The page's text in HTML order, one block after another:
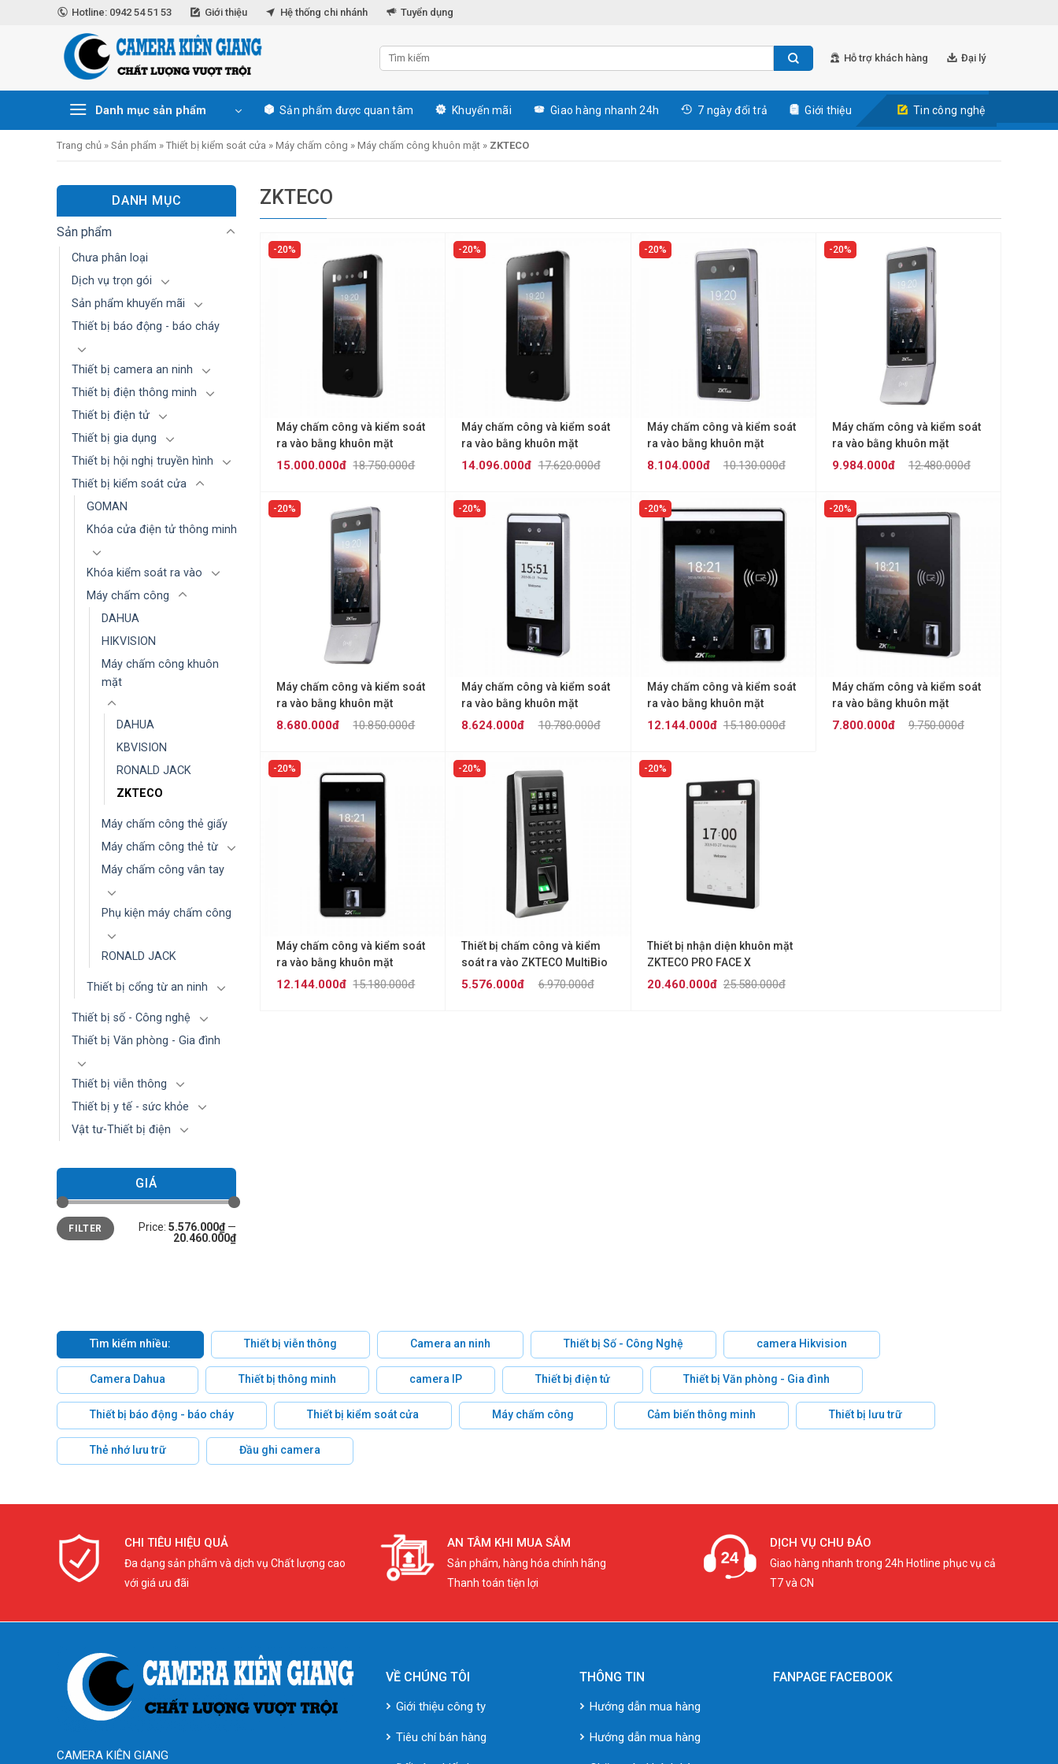
Hotline: 0942 54 51 53 Giới thiệu Hệ thống chi nhánh Tuyển dụng
Hỗ trợ khách hàng Đại lý
Danh mục sản phẩm Sản phẩm được quan tâm Khuyến mãi Giao hàng nhanh 24h 7 ngày đổi trả Giới thiệu Tin công nghệ
Trang chủ » Sản phẩm » Thiết bị kiểm soát cửa » Máy chấm công » Máy chấm công khuôn mặt » ZKTECO
DANH MỤC
Sản phẩm
Chưa phân loại
Dịch vụ trọn gói
Sản phẩm khuyến mãi
Thiết bị báo động - báo cháy
Thiết bị camera an ninh
Thiết bị điện thông minh
Thiết bị điện tử
Thiết bị gia dụng
Thiết bị hội nghị truyền hình
Thiết bị kiểm soát cửa
GOMAN
Khóa cửa điện tử thông minh
Khóa kiểm soát ra vào
Máy chấm công
DAHUA
HIKVISION
Máy chấm công khuôn
mặt
DAHUA
KBVISION
RONALD JACK
ZKTECO
Máy chấm công thẻ giấy
Máy chấm công thẻ từ
Máy chấm công vân tay
Phụ kiện máy chấm công
RONALD JACK
Thiết bị cổng từ an ninh
Thiết bị số - Công nghệ
Thiết bị Văn phòng - Gia đình
Thiết bị viễn thông
Thiết bị y tế - sức khỏe
Vật tư-Thiết bị điện
GIÁ
Min
price
Max
priceFILTER Price:5.576.000₫ —
20.460.000₫
ZKTECO
20%
Máy chấm công và kiểm soát
ra vào bằng khuôn mặt
ZKTECO FaceDepot-7A
18.750.000đ
15.000.000đ
20%
Máy chấm công và kiểm soát
ra vào bằng khuôn mặt
ZKTECO FaceDepot-7B
17.620.000đ
14.096.000đ
20%
Máy chấm công và kiểm soát
ra vào bằng khuôn mặt
ZKTECO Horus E110.130.000đ
8.104.000đ
20%
Máy chấm công và kiểm soát
ra vào bằng khuôn mặt
ZKTECO Horus E1-FP
12.480.000đ
9.984.000đ
20%
Máy chấm công và kiểm soát
ra vào bằng khuôn mặt
ZKTECO Horus E1-RFID
10.850.000đ
8.680.000đ
20%
Máy chấm công và kiểm soát
ra vào bằng khuôn mặt
ZKTECO SmartAC110.780.000đ
8.624.000đ
20%
Máy chấm công và kiểm soát
ra vào bằng khuôn mặt
ZKTECO SpeedFace-H5
15.180.000đ
12.144.000đ
20%
Máy chấm công và kiểm soát
ra vào bằng khuôn mặt
ZKTECO SpeedFace-H5L
9.750.000đ
7.800.000đ
20%
Máy chấm công và kiểm soát
ra vào bằng khuôn mặt
ZKTECO SpeedFace-V5
15.180.000đ
12.144.000đ
20%
Thiết bị chấm công và kiểm
soát ra vào ZKTECO MultiBio
800-H
6.970.000đ
5.576.000đ
20%
Thiết bị nhận diện khuôn mặt
ZKTECO PRO FACE X
25.580.000đ
20.460.000đ
Tìm kiếm nhiều: Thiết bị viễn thông Camera an ninh Thiết bị Số - Công Nghệ camera Hikvision
Camera Dahua Thiết bị thông minh camera IP Thiết bị điện tử Thiết bị Văn phòng - Gia đình
Thiết bị báo động - báo cháy Thiết bị kiểm soát cửa Máy chấm công Cảm biến thông minh Thiết bị lưu trữ
Thẻ nhớ lưu trữ Đầu ghi camera
CHI TIÊU HIỆU QUẢ
Đa dạng sản phẩm và dịch vụ Chất lượng cao
với giá ưu đãi
AN TÂM KHI MUA SẮM
Sản phẩm, hàng hóa chính hãng
Thanh toán tiện lợi
DỊCH VỤ CHU ĐÁO
Giao hàng nhanh trong 24h Hotline phục vụ cả
T7 và CN
CAMERA KIÊN GIANG
VỀ CHÚNG TÔI
Giới thiệu công ty
Tiêu chí bán hàng
THÔNG TIN
Hướng dẫn mua hàng
Hướng dẫn mua hàng
FANPAGE FACEBOOK